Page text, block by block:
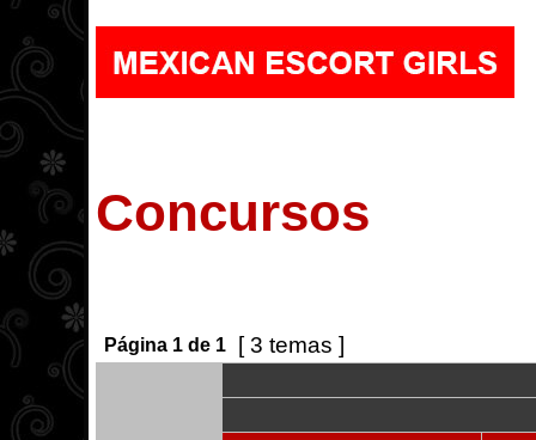
Concursos
Página 1de 1 [ 3 temas ]